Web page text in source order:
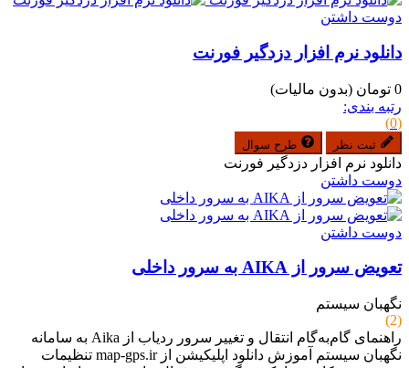
دوست داشتن
دانلود نرم افزار دزدگیر فورنت
0 تومان
(بدون مالیات)
رتبه بندی:
(0)
ثبت نظر طرح سوال
دانلود نرم افزار دزدگیر فورنت
دوست داشتن
دوست داشتن
تعویض سرور از AIKA به سرور داخلی
نگهبان سیستم
(2)
راهنمای گام‌به‌گام انتقال و تغییر سرور ردیاب از Aika به سامانه
نگهبان سیستم آموزش دانلود اپلیکیشن از map-gps.ir تنظیمات